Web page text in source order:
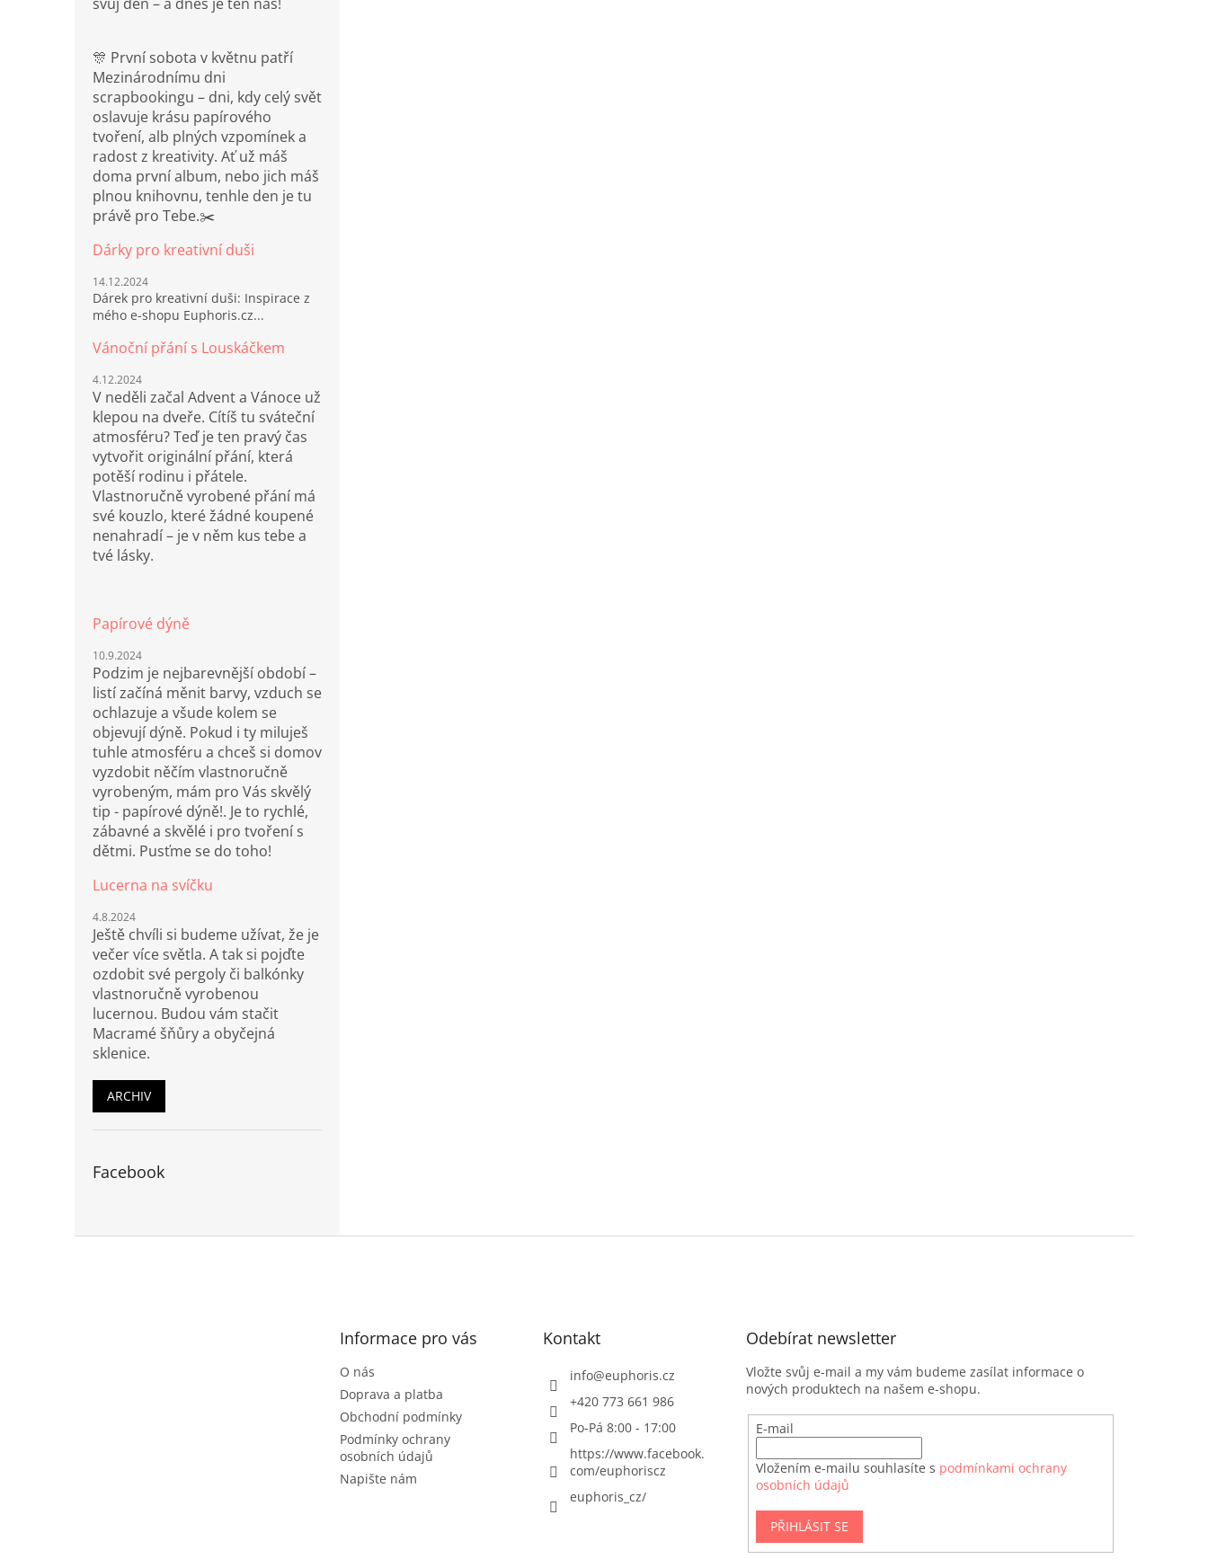
🎊 První sobota v květnu patří
Mezinárodnímu dni
scrapbookingu – dni, kdy celý svět
oslavuje krásu papírového
tvoření, alb plných vzpomínek a
radost z kreativity. Ať už máš
doma první album, nebo jich máš
plnou knihovnu, tenhle den je tu
právě pro Tebe.✂️
Dárky pro kreativní duši
14.12.2024
Dárek pro kreativní duši: Inspirace z
mého e-shopu Euphoris.cz...
Vánoční přání s Louskáčkem
4.12.2024
V neděli začal Advent a Vánoce už
klepou na dveře. Cítíš tu sváteční
atmosféru? Teď je ten pravý čas
vytvořit originální přání, která
potěší rodinu i přátele.
Vlastnoručně vyrobené přání má
své kouzlo, které žádné koupené
nenahradí – je v něm kus tebe a
tvé lásky.
Papírové dýně
10.9.2024
Podzim je nejbarevnější období –
listí začíná měnit barvy, vzduch se
ochlazuje a všude kolem se
objevují dýně. Pokud i ty miluješ
tuhle atmosféru a chceš si domov
vyzdobit něčím vlastnoručně
vyrobeným, mám pro Vás skvělý
tip - papírové dýně!. Je to rychlé,
zábavné a skvělé i pro tvoření s
dětmi. Pusťme se do toho!
Lucerna na svíčku
4.8.2024
Ještě chvíli si budeme užívat, že je
večer více světla. A tak si pojďte
ozdobit své pergoly či balkónky
vlastnoručně vyrobenou
lucernou. Budou vám stačit
Macramé šňůry a obyčejná
sklenice.
ARCHIV
Facebook
Informace pro vás
O nás
Doprava a platba
Obchodní podmínky
Podmínky ochrany
osobních údajů
Napište nám
Kontakt
info@euphoris.cz
+420 773 661 986
Po-Pá 8:00 - 17:00
https://www.facebook.
com/euphoriscz
euphoris_cz/
Odebírat newsletter
Vložte svůj e-mail a my vám budeme zasílat informace o
nových produktech na našem e-shopu.
E-mail
Vložením e-mailu souhlasíte s podmínkami ochrany
osobních údajů
PŘIHLÁSIT SE